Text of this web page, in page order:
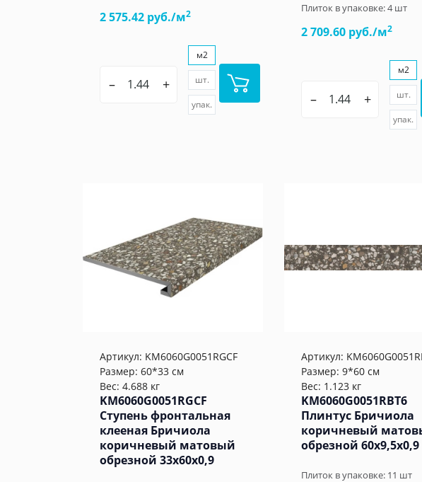
2 575.42 руб./м2
– +
м2
шт.
упак.
Плиток в упаковке:4шт
2 709.60 руб./м2
– +
м2
шт.
упак.
Артикул: KM6060G0051RGCF
Размер: 60*33 см
Вес: 4.688 кг
KM6060G0051RGCF
Ступень фронтальная
клееная Бричиола
коричневый матовый
обрезной 33x60x0,9
Артикул:
Размер: 9*60 см
Вес: 1.123 кг
KM6060G0051RBT6
Плинтус Бричиола
коричневый
обрезной 60x9,5x0,9
Плиток в упаковке: 11 шт